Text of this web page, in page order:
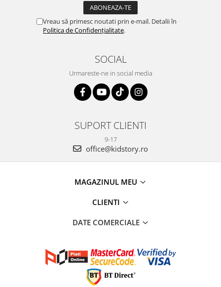
Vreau să primesc noutati prin e-mail. Detalii în
Politica de Confidențialitate.
SOCIAL
Urmareste-ne in social media
SUPORT CLIENTI
9-17
office@kidstory.ro
MAGAZINUL MEU
CLIENTI
DATE COMERCIALE